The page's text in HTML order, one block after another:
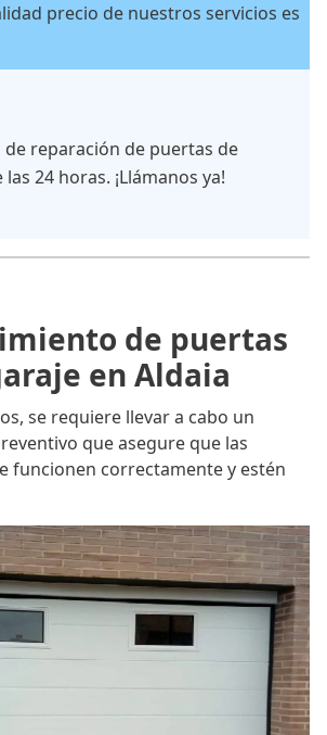
precio de nuestros servicios es
de reparación de puertas de
las 24 horas. ¡Llámanos ya!
de puertas
en Aldaia
se requiere llevar a cabo un
que asegure que las
funcionen correctamente y estén